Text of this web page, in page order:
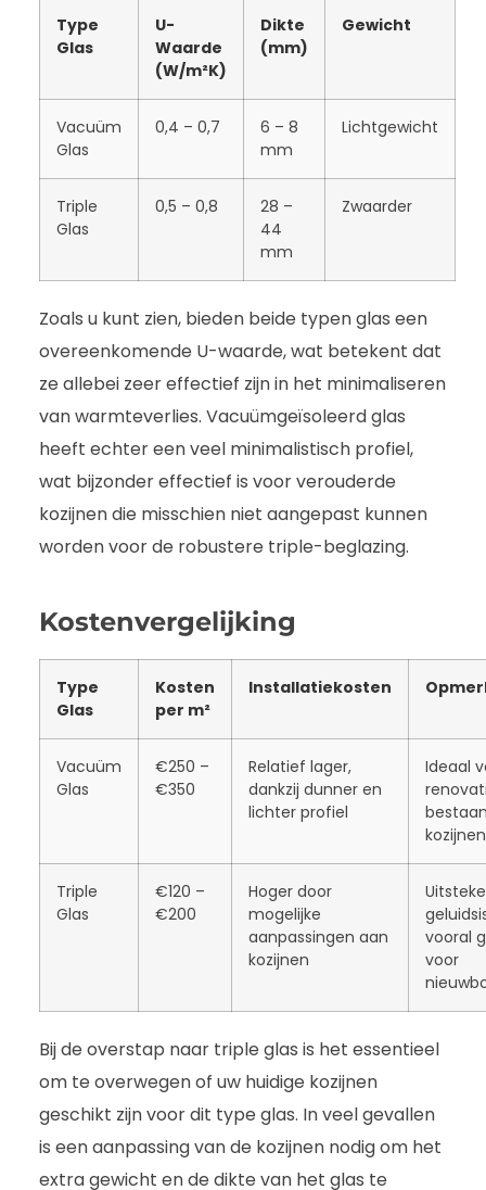
Type
Glas
U-
Waarde
(W/m²K)
Dikte
(mm)
Gewicht
Vacuüm
Glas
0,4 – 0,7
6 – 8
mm
Lichtgewicht
Triple
Glas
0,5 – 0,8
28 –
44
mm
Zwaarder
Zoals u kunt zien, bieden beide typen glas een
overeenkomende U-waarde, wat betekent dat
ze allebei zeer effectief zijn in het minimaliseren
van warmteverlies. Vacuümgeïsoleerd glas
heeft echter een veel minimalistisch profiel,
wat bijzonder effectief is voor verouderde
kozijnen die misschien niet aangepast kunnen
worden voor de robustere triple-beglazing.
Kostenvergelijking
Type
Glas
Kosten
per m²
Installatiekosten
Vacuüm
Glas
€250 –
€350
Relatief lager,
dankzij dunner en
lichter profiel
Ideaal
kozijnen
Triple
Glas
€120 –
€200
Hoger door
mogelijke
aanpassingen aan
kozijnen
vooral
voor
Bij de overstap naar triple glas is het essentieel
om te overwegen of uw huidige kozijnen
geschikt zijn voor dit type glas. In veel gevallen
is een aanpassing van de kozijnen nodig om het
extra gewicht en de dikte van het glas te